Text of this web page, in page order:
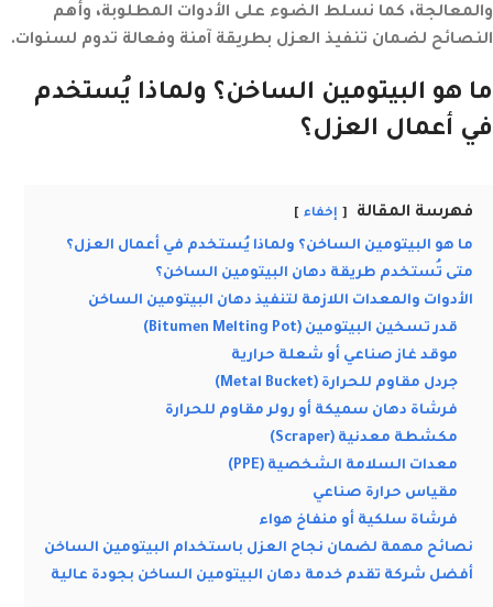
والمعالجة، كما نسلط الضوء على الأدوات المطلوبة، وأهم
النصائح لضمان تنفيذ العزل بطريقة آمنة وفعالة تدوم لسنوات.
ما هو البيتومين الساخن؟ ولماذا يُستخدم
في أعمال العزل؟
فهرسة المقالة إخفاء
ما هو البيتومين الساخن؟ ولماذا يُستخدم في أعمال العزل؟
متى تُستخدم طريقة دهان البيتومين الساخن؟
الأدوات والمعدات اللازمة لتنفيذ دهان البيتومين الساخن
قدر تسخين البيتومين (Bitumen Melting Pot)
موقد غاز صناعي أو شعلة حرارية
جردل مقاوم للحرارة (Metal Bucket)
فرشاة دهان سميكة أو رولر مقاوم للحرارة
مكشطة معدنية (Scraper)
معدات السلامة الشخصية (PPE)
مقياس حرارة صناعي
فرشاة سلكية أو منفاخ هواء
نصائح مهمة لضمان نجاح العزل باستخدام البيتومين الساخن
أفضل شركة تقدم خدمة دهان البيتومين الساخن بجودة عالية